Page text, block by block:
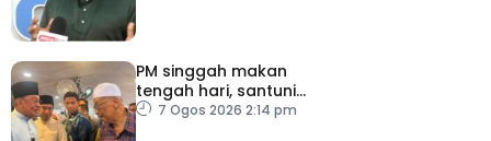
PM singgah makan
tengah hari, santuni
orang ramai di Alor
7 Ogos 2026 2:14 pm